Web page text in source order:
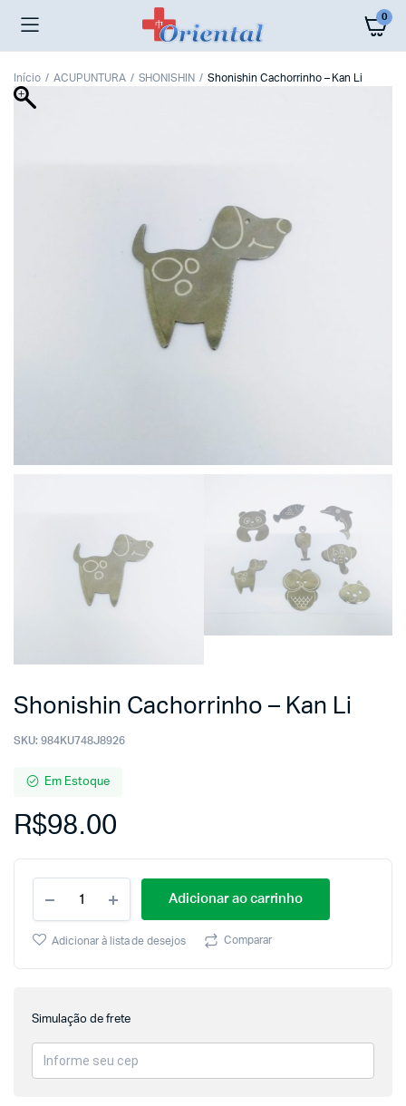
0
Início ACUPUNTURA SHONISHIN Shonishin Cachorrinho – Kan Li
Shonishin Cachorrinho – Kan Li
SKU: 984KU748J8926
Em Estoque
R$98.00
Adicionar ao carrinho
Adicionar à lista de desejos Comparar
Simulação de frete